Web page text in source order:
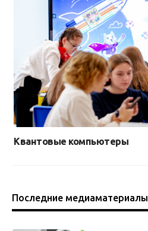
Квантовые компьютеры
Последние медиаматериалы